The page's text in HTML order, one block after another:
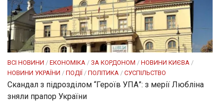
ВСІ НОВИНИ / ЕКОНОМІКА / ЗА КОРДОНОМ / НОВИНИ КИЄВА /
НОВИНИ УКРАЇНИ / ПОДІЇ / ПОЛІТИКА / СУСПІЛЬСТВО
Скандал з підрозділом “Героїв УПА”: з мерії Любліна
зняли прапор України